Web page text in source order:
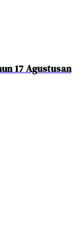
17 Agustusan